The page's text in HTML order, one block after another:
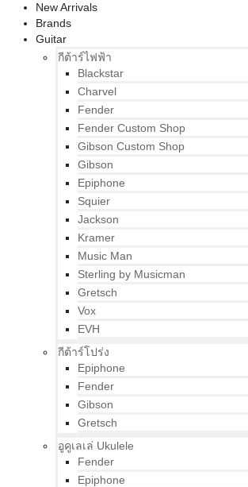
New Arrivals
Brands
Guitar
กีต้าร์ไฟฟ้า
Blackstar
Charvel
Fender
Fender Custom Shop
Gibson Custom Shop
Gibson
Epiphone
Squier
Jackson
Kramer
Music Man
Sterling by Musicman
Gretsch
Vox
EVH
กีต้าร์โปร่ง
Epiphone
Fender
Gibson
Gretsch
อูคูเลเล่ Ukulele
Fender
Epiphone